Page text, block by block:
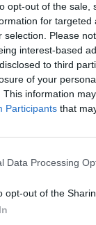
opt-out of the
for
selection. Please
interest-based
to third
of your
This information
Participants that
Data Processing
opt-out of the
viszik
mint...
A Tesla
igénylést.